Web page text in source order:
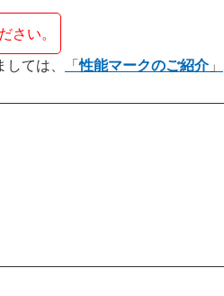
さい。
ては、
性能マークのご紹介